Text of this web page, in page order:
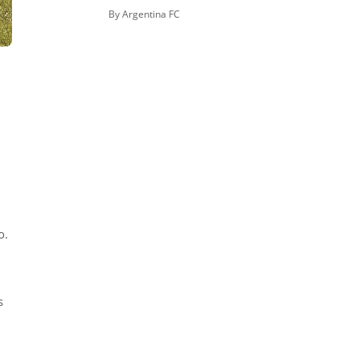
ByArgentina FC